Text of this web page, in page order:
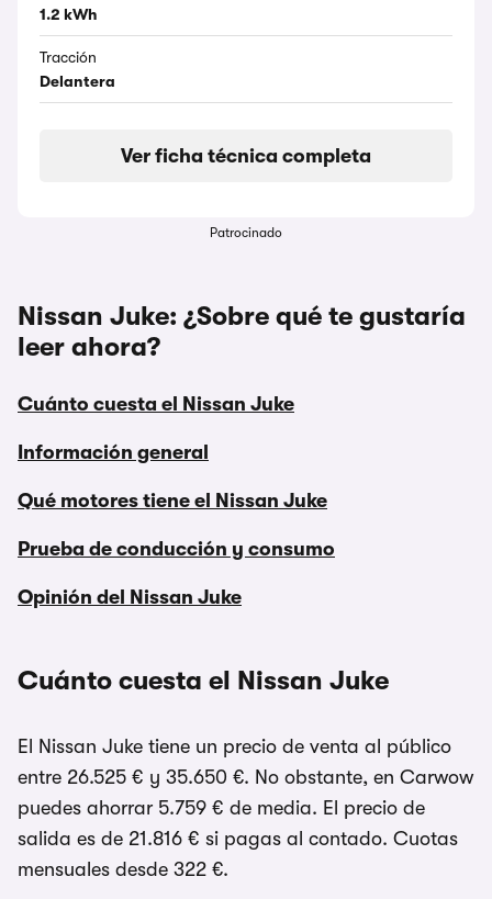
1.2 kWh
Tracción
Delantera
Ver ficha técnica completa
Patrocinado
Nissan Juke: ¿Sobre qué te gustaría
leer ahora?
Cuánto cuesta el Nissan Juke
Información general
Qué motores tiene el Nissan Juke
Prueba de conducción y consumo
Opinión del Nissan Juke
Cuánto cuesta el Nissan Juke
El Nissan Juke tiene un precio de venta al público
entre 26.525 € y 35.650 €. No obstante, en Carwow
puedes ahorrar 5.759 € de media. El precio de
salida es de 21.816 € si pagas al contado. Cuotas
mensuales desde 322 €.